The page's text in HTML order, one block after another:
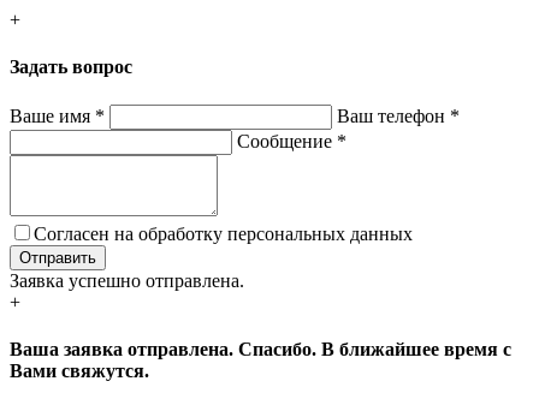
+
Задать вопрос
Ваше имя * Ваш телефон *
Сообщение *
Согласен на обработку персональных данных
Заявка успешно отправлена.
+
Ваша заявка отправлена. Спасибо. В ближайшее время с
Вами свяжутся.